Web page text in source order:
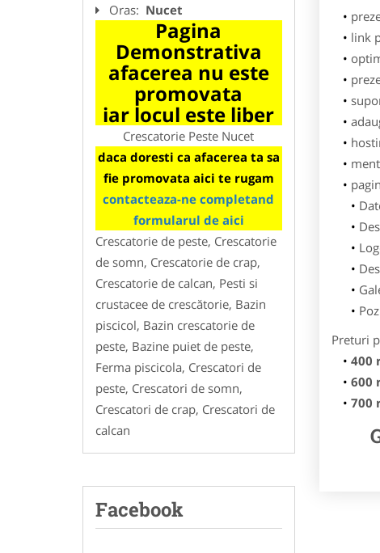
Oras: Nucet
Pagina
Demonstrativa
afacerea nu este
promovata
iar locul este liber
Crescatorie Peste Nucet
daca doresti ca afacerea ta sa
fie promovata aici te rugam
contacteaza-ne completand
formularul de aici
Crescatorie de peste, Crescatorie
de somn, Crescatorie de crap,
Crescatorie de calcan, Pesti si
crustacee de crescătorie, Bazin
piscicol, Bazin crescatorie de
peste, Bazine puiet de peste,
Ferma piscicola, Crescatori de
peste, Crescatori de somn,
Crescatori de crap, Crescatori de
calcan
Facebook
link
Preturi
400
600
700